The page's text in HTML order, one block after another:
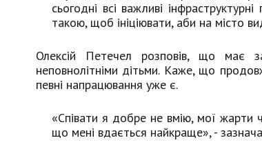
сьогодні всі важливі
такою, щоб ініціювати, аби на місто
Олексій Петечел розповів, що має
неповнолітніми дітьми. Каже, що
певні напрацювання уже є.
«Співати я добре не вмію, мої
що мені вдається найкраще», -